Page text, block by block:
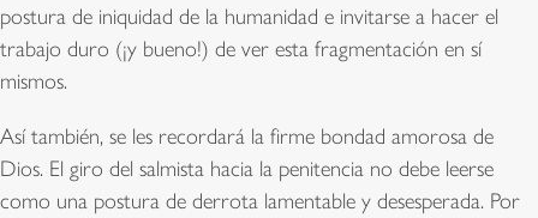
postura de iniquidad de la humanidad e invitarse a hacer el
trabajo duro (¡y bueno!) de ver esta fragmentación en sí
mismos.
Así también, se les recordará la firme bondad amorosa de
Dios. El giro del salmista hacia la penitencia no debe leerse
como una postura de derrota lamentable y desesperada. Por